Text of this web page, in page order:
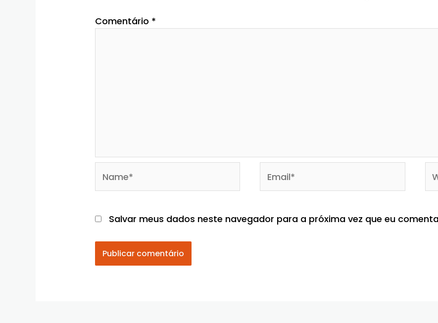
Comentário *
Salvar meus dados neste navegador para a próxima vez que eu